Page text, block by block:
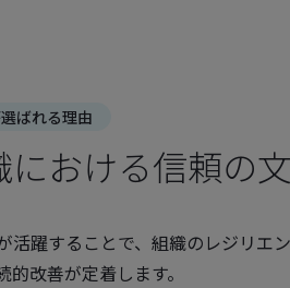
ばれる理由
における信頼の
活躍することで、組織のレジリエ
的改善が定着します。